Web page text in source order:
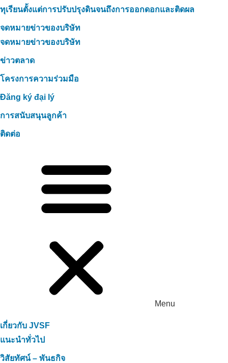
ทุเรียนตั้งแต่การปรับปรุงดินจนถึงการออกดอกและติดผล
จดหมายข่าวของบริษัท
จดหมายข่าวของบริษัท
ข่าวตลาด
โครงการความร่วมมือ
Đăng ký đại lý
การสนับสนุนลูกค้า
ติดต่อ
Menu
เกี่ยวกับ JVSF
แนะนำทั่วไป
วิสัยทัศน์ – พันธกิจ